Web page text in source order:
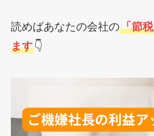
読めばあなたの会社の「節
ます👇